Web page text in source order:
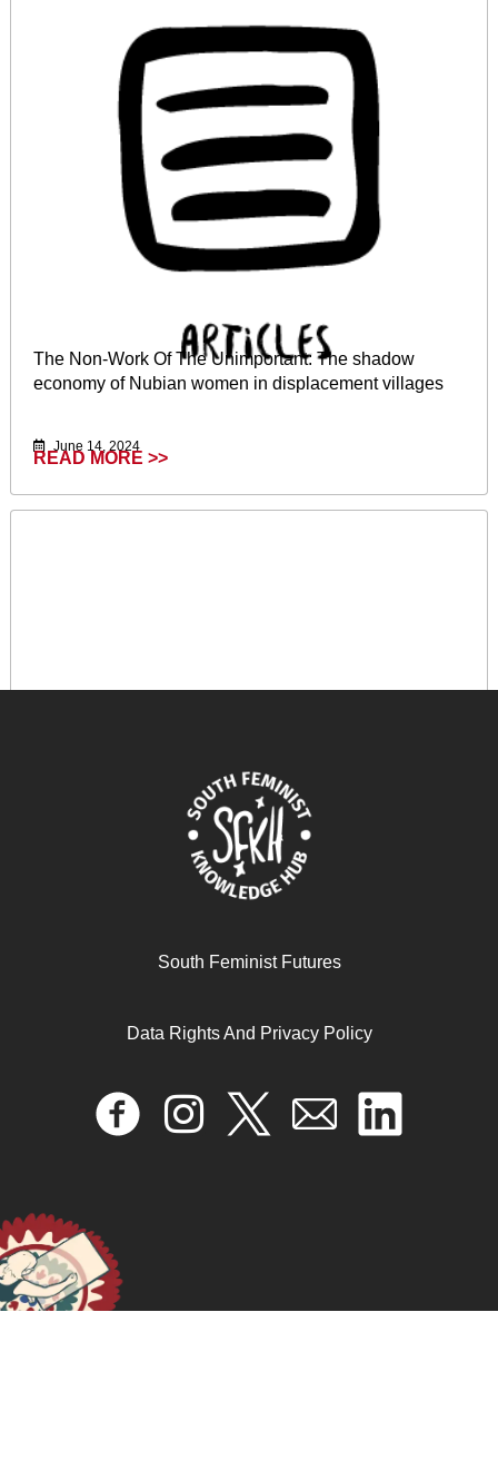
The Non-Work Of The Unimportant: The shadow
economy of Nubian women in displacement villages
June 14, 2024
READ MORE >>
December 1, 2024
South Feminist Futures
Data Rights And Privacy Policy